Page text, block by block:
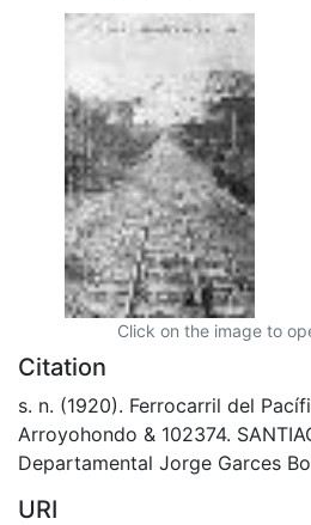
Click on the image to
Citation
s. n. (1920). Ferrocarril del
Arroyohondo & 102374.
Departamental Jorge Garces
URI